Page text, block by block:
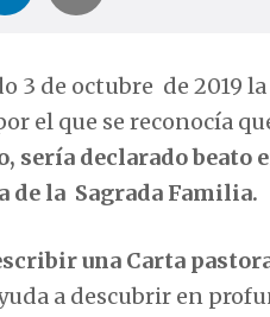
3 de octubre de 2019
el que se reconocía
declarado beato
de la Sagrada Familia.
una Carta
a descubrir en